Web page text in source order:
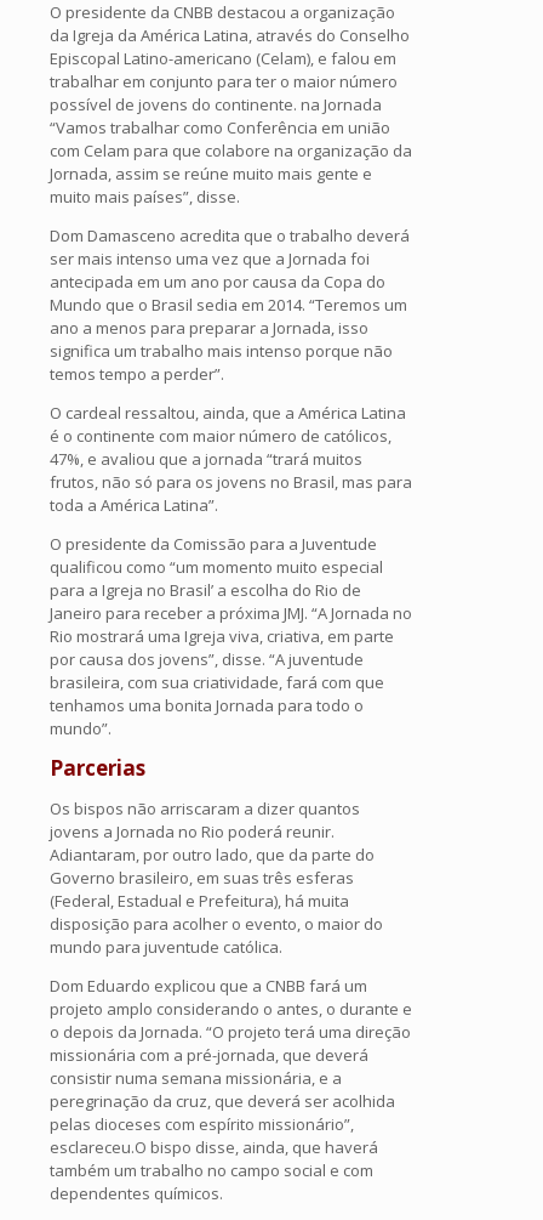
O presidente da CNBB destacou a organização
da Igreja da América Latina, através do Conselho
Episcopal Latino-americano (Celam), e falou em
trabalhar em conjunto para ter o maior número
possível de jovens do continente. na Jornada
“Vamos trabalhar como Conferência em união
com Celam para que colabore na organização da
Jornada, assim se reúne muito mais gente e
muito mais países”, disse.
Dom Damasceno acredita que o trabalho deverá
ser mais intenso uma vez que a Jornada foi
antecipada em um ano por causa da Copa do
Mundo que o Brasil sedia em 2014. “Teremos um
ano a menos para preparar a Jornada, isso
significa um trabalho mais intenso porque não
temos tempo a perder”.
O cardeal ressaltou, ainda, que a América Latina
é o continente com maior número de católicos,
47%, e avaliou que a jornada “trará muitos
frutos, não só para os jovens no Brasil, mas para
toda a América Latina”.
O presidente da Comissão para a Juventude
qualificou como “um momento muito especial
para a Igreja no Brasil’ a escolha do Rio de
Janeiro para receber a próxima JMJ. “A Jornada no
Rio mostrará uma Igreja viva, criativa, em parte
por causa dos jovens”, disse. “A juventude
brasileira, com sua criatividade, fará com que
tenhamos uma bonita Jornada para todo o
mundo”.
Parcerias
Os bispos não arriscaram a dizer quantos
jovens a Jornada no Rio poderá reunir.
Adiantaram, por outro lado, que da parte do
Governo brasileiro, em suas três esferas
(Federal, Estadual e Prefeitura), há muita
disposição para acolher o evento, o maior do
mundo para juventude católica.
Dom Eduardo explicou que a CNBB fará um
projeto amplo considerando o antes, o durante e
o depois da Jornada. “O projeto terá uma direção
missionária com a pré-jornada, que deverá
consistir numa semana missionária, e a
peregrinação da cruz, que deverá ser acolhida
pelas dioceses com espírito missionário”,
esclareceu.O bispo disse, ainda, que haverá
também um trabalho no campo social e com
dependentes químicos.